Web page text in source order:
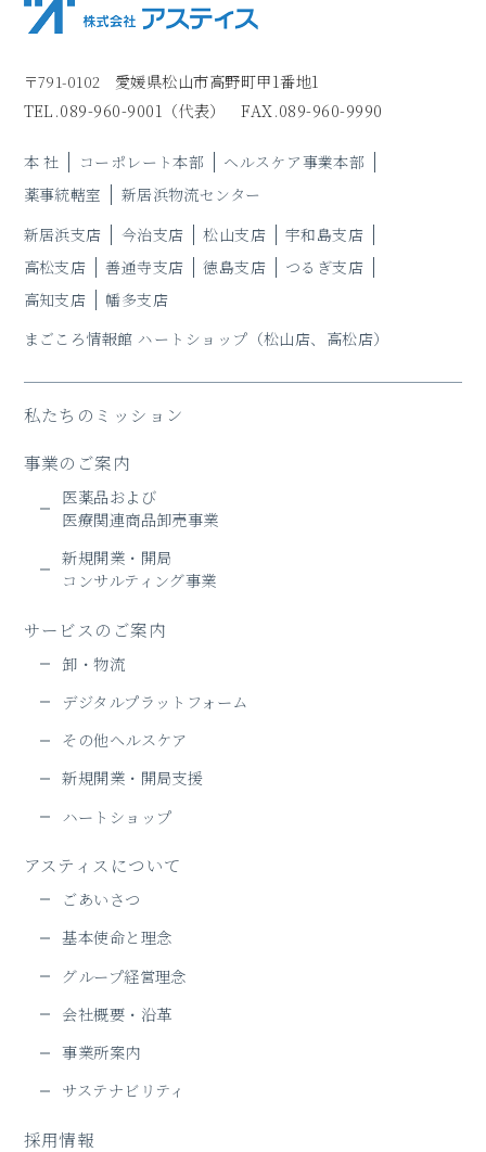
〒791-0102
愛媛県松山市高野町甲1番地1
TEL.089-960-9001 （代表） FAX.089-960-9990
本 社 コーポレート本部
ヘルスケア事業本部
薬事統轄室
新居浜物流センター
新居浜支店
今治支店 松山支店
宇和島支店
高松支店
善通寺支店 徳島支店
つるぎ支店
高知支店
幡多支店
まごころ情報館 ハートショップ （松山店、高松店）
私たちのミッション
事業のご案内
医薬品および
医療関連商品卸売事業
新規開業・開局
コンサルティング事業
サービスのご案内
卸・物流
デジタルプラットフォーム
その他ヘルスケア
新規開業・開局支援
ハートショップ
アスティスについて
ごあいさつ
基本使命と理念
グループ経営理念
会社概要・沿革
事業所案内
サステナビリティ
採用情報